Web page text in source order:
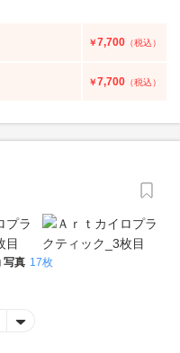
￥7,700 （税込）
￥7,700 （税込）
写真 17枚